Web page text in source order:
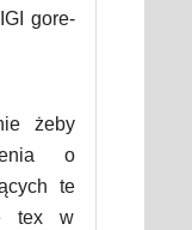
gore-
żeby
o
te
tex w